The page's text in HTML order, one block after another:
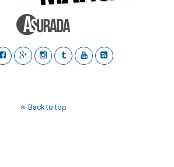
Back to top